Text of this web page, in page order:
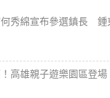
秀綿宣布參選鎮長 鍾
高雄親子遊樂園區登